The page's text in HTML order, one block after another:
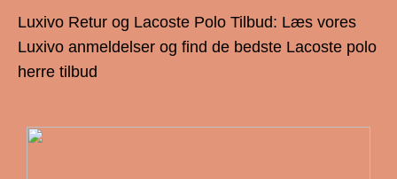
Luxivo Retur og Lacoste Polo Tilbud: Læs vores
Luxivo anmeldelser og find de bedste Lacoste polo
herre tilbud